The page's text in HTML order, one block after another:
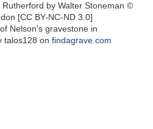
by Walter Stoneman ©
[CC BY-NC-ND 3.0]
Nelson's gravestone in
talos128 on findagrave.com